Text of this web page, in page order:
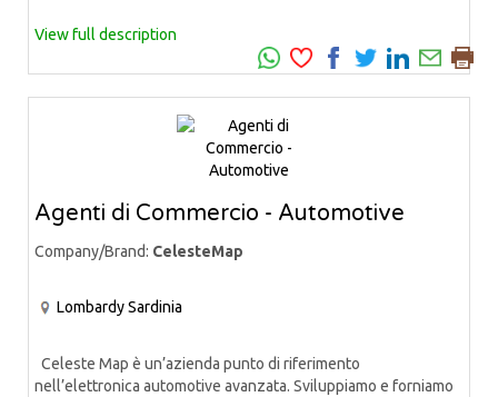
View full description
Agenti di Commercio - Automotive
Company/Brand: CelesteMap
LombardySardinia
Celeste Map è un’azienda punto di riferimento
nell’elettronica automotive avanzata. Sviluppiamo e forniamo